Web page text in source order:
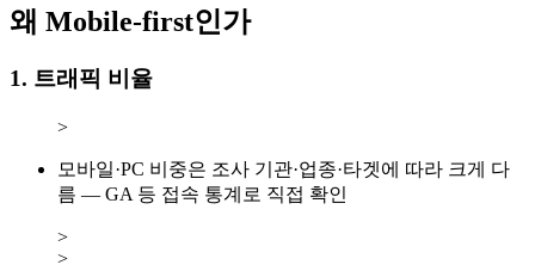
왜 Mobile-first인가
1. 트래픽 비율
>
모바일·PC 비중은 조사 기관·업종·타겟에 따라 크게 다
름 — GA 등 접속 통계로 직접 확인
>
>